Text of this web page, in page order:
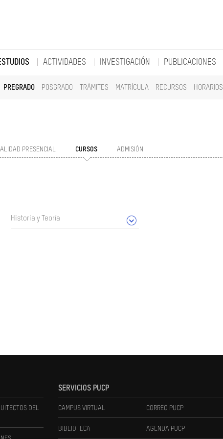
PREGRADO POSGRADO TRÁMITES MATRÍCULA RECURSOS HORARIOS
ACTIVIDADES INVESTIGACIÓN PUBLICACIONES
PRESENCIAL CURSOS ADMISIÓN
Historia y Teoría
DEL
SERVICIOS PUCP
CAMPUS VIRTUAL CORREO PUCP
BIBLIOTECA AGENDA PUCP